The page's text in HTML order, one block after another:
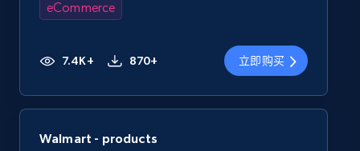
eCommerce
7.4K+ 870+ 立即购买
Walmart - products